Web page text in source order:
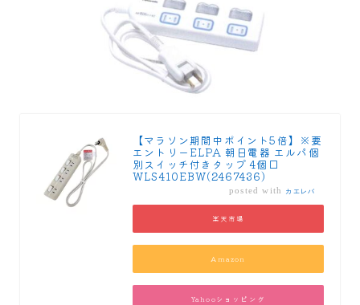
【マラソン期間中ポイント5倍】※要
エントリーELPA 朝日電器 エルパ個
別スイッチ付きタップ 4個口
WLS410EBW(2467436)
posted with カエレバ
楽天市場
Amazon
Yahooショッピング